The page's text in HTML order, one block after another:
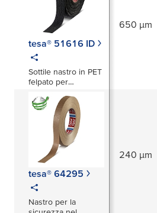
tesa® 51616 ID
Sottile nastro in PET
felpato per
del rumore con
soluzione di
identificazione
650 µm
tesa® 64295
Nastro per la
240 µm